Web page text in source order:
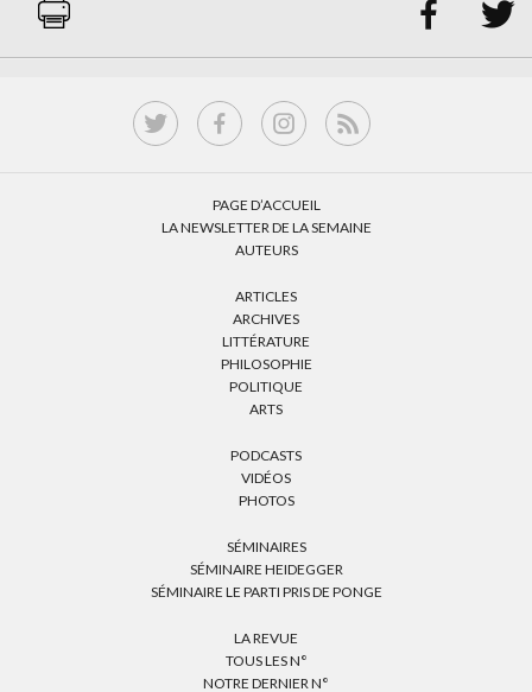
 
PAGE D’ACCUEIL
LA NEWSLETTER DE LA SEMAINE
AUTEURS
ARTICLES
ARCHIVES
LITTÉRATURE
PHILOSOPHIE
POLITIQUE
ARTS
PODCASTS
VIDÉOS
PHOTOS
SÉMINAIRES
SÉMINAIRE HEIDEGGER
SÉMINAIRE LE PARTI PRIS DE PONGE
LA REVUE
TOUS LES N°
NOTRE DERNIER N°